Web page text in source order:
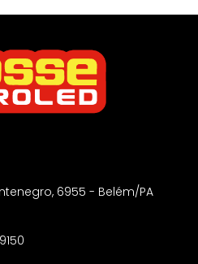
6955 - Belém/PA